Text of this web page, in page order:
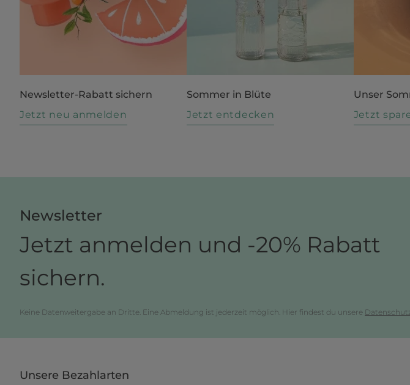
Newsletter-Rabatt sichern
Jetzt neu anmelden
Sommer in Blüte
Jetzt entdecken
Unser
Jetzt
Newsletter
Jetzt anmelden und -20% Rabatt
sichern.
Keine Datenweitergabe an Dritte. Eine Abmeldung ist jederzeit möglich. Hier findest du unsere
Unsere Bezahlarten